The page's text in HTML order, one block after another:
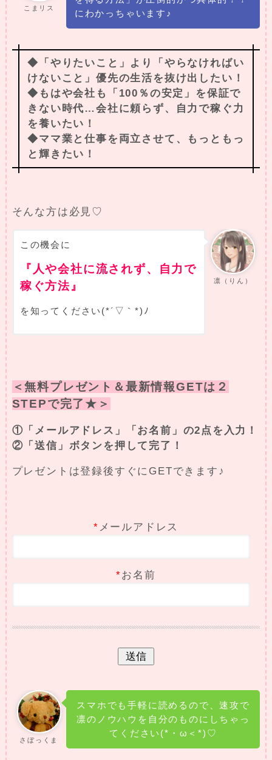
こまリス
にわかっちゃいます♪
◆「やりたいこと」より「やらなければい
けないこと」優先の生活を抜け出したい！
◆もはや会社も「100％の安定」を保証で
きない時代…会社に頼らず、自力で稼ぐ力
を養いたい！
◆ママ業と仕事を両立させて、もっともっ
と輝きたい！
そんな方は必見♡
凛（りん）
この機会に
『人や会社に流されず、自力で
稼ぐ方法』
を知ってください(*´▽｀*)ﾉ
＜無料プレゼント＆最新情報GETは２
STEPで完了★＞
①「メールアドレス」「お名前」の2点を入力！
②「送信」ボタンを押して完了！
プレゼントは登録後すぐにGETできます♪
* メールアドレス
*お名前
さぼっくま
スマホでも手軽に読めるので、速攻で
凛のノウハウを自分のものにしちゃっ
てください(*・ω＜*)♡